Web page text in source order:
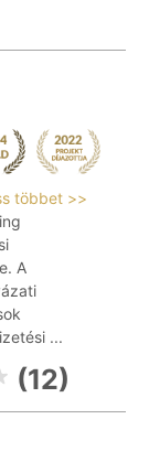
többet >>
A
...
(12)